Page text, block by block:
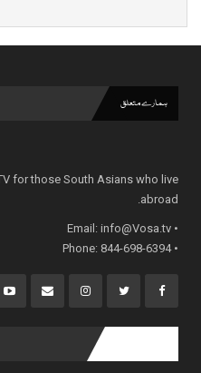
ہمارے متعلق
for those South Asians who live
abroad.
• Email:
info@Vosa.tv
• Phone: 844-698-6394